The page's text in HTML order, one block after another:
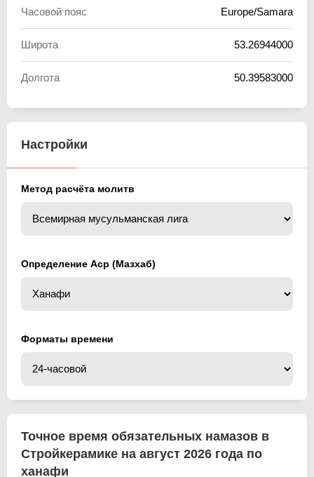
Часовой пояс Europe/Samara
Широта 53.26944000
Долгота 50.39583000
Настройки
Метод расчёта молитв
Определение Аср (Мазхаб)
Форматы времени
Точное время обязательных намазов в
Стройкерамике на август 2026 года по
ханафи